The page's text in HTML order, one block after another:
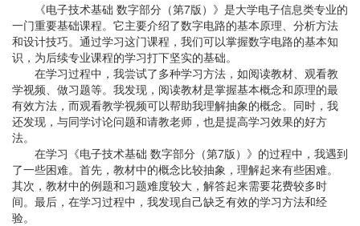
《电子技术基础 数字部分（第7版）》是大学电子信息类专业的
一门重要基础课程。它主要介绍了数字电路的基本原理、分析方法
和设计技巧。通过学习这门课程，我们可以掌握数字电路的基本知
识，为后续专业课程的学习打下坚实的基础。
在学习过程中，我尝试了多种学习方法，如阅读教材、观看教
学视频、做习题等。我发现，阅读教材是掌握基本概念和原理的最
有效方法，而观看教学视频可以帮助我理解抽象的概念。同时，我
还发现，与同学讨论问题和请教老师，也是提高学习效果的好方
法。
在学习《电子技术基础 数字部分（第7版）》的过程中，我遇到
了一些困难。首先，教材中的概念比较抽象，理解起来有些困难。
其次，教材中的例题和习题难度较大，解答起来需要花费较多时
间。最后，在学习过程中，我发现自己缺乏有效的学习方法和经
验。